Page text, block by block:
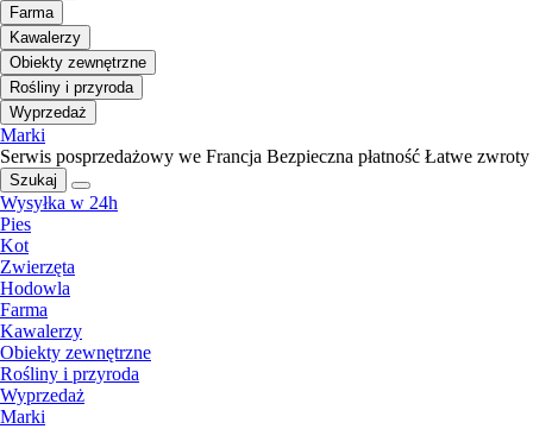
Farma
Kawalerzy
Obiekty zewnętrzne
Rośliny i przyroda
Wyprzedaż
Marki
Serwis posprzedażowy we Francja Bezpieczna płatność Łatwe zwroty
Szukaj
Wysyłka w 24h
Pies
Kot
Zwierzęta
Hodowla
Farma
Kawalerzy
Obiekty zewnętrzne
Rośliny i przyroda
Wyprzedaż
Marki